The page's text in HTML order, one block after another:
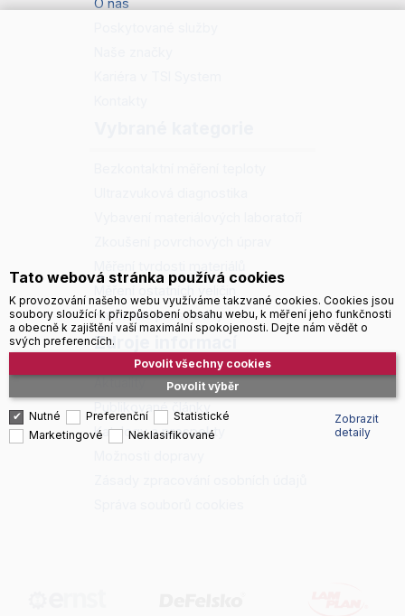
O nás
Měření ostatních veličin
Kalibrační prostředky
Zdroje informací
Publikované články
Katalogy a prospekty
Tato webová stránka používá cookies
K provozování našeho webu využíváme takzvané cookies. Cookies jsou
soubory sloužící k přizpůsobení obsahu webu, k měření jeho funkčnosti
a obecně k zajištění vaší maximální spokojenosti. Dejte nám vědět o
svých preferencích.
Povolit výběr
Povolit všechny cookies
Nutné Preferenční
Statistické
Marketingové
Neklasifikované
Zobrazit
detaily